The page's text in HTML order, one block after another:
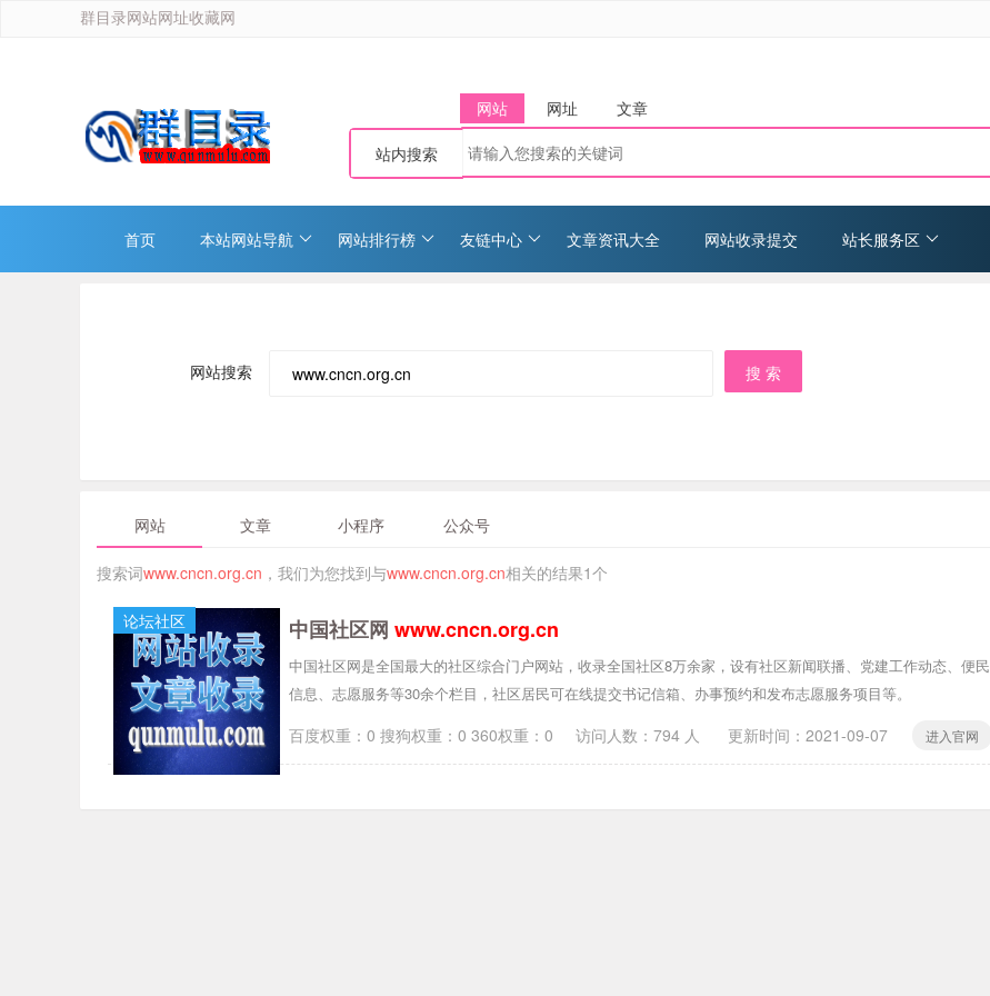
群目录网站网址收藏网
网站 网址 文章
站内搜索
首页 本站网站导航 网站排行榜 友链中心 文章资讯大全 网站收录提交 站长服务区
网站搜索 搜 索
网站 文章 小程序 公众号
搜索词www.cncn.org.cn ，我们为您找到与www.cncn.org.cn相关的结果1个
论坛社区 中国社区网 www.cncn.org.cn
中国社区网是全国最大的社区综合门户网站，收录全国社区8万余家，设有社区新闻联播、党建工作动态、便民
信息、志愿服务等30余个栏目，社区居民可在线提交书记信箱、办事预约和发布志愿服务项目等。
百度权重：0 搜狗权重：0 360权重：0 访问人数： 794 人 更新时间： 2021-09-07 进入官网